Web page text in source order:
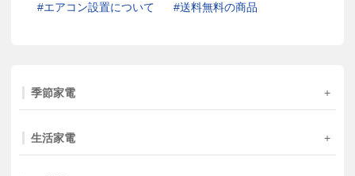
エアコン設置について
送料無料の商品
季節家電
生活家電